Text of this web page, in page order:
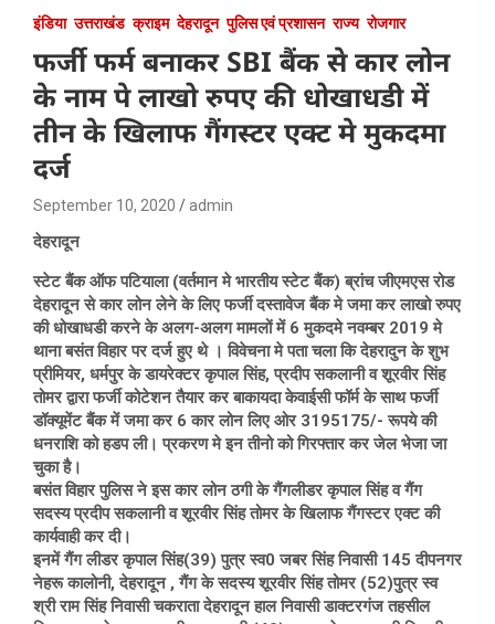
इंडिया उत्तराखंड क्राइम देहरादून पुलिस एवं प्रशासन राज्य रोजगार
फर्जी फर्म बनाकर SBI बैंक से कार लोन
के नाम पे लाखो रुपए की धोखाधडी में
तीन के खिलाफ गैंगस्टर एक्ट मे मुकदमा
दर्ज
September 10, 2020 admin
देहरादून
स्टेट बैंक ऑफ पटियाला (वर्तमान मे भारतीय स्टेट बैंक) ब्रांच जीएमएस रोड
देहरादून से कार लोन लेने के लिए फर्जी दस्तावेज बैंक मे जमा कर लाखो रुपए
की धोखाधडी करने के अलग-अलग मामलों में 6 मुकदमे नवम्बर 2019 मे
थाना बसंत विहार पर दर्ज हुए थे । विवेचना मे पता चला कि देहरादुन के शुभ
प्रीमियर, धर्मपुर के डायरेक्टर कृपाल सिंह, प्रदीप सकलानी व शूरवीर सिंह
तोमर द्वारा फर्जी कोटेशन तैयार कर बाकायदा केवाईसी फॉर्म के साथ फर्जी
डॉक्यूमेंट बैंक में जमा कर 6 कार लोन लिए ओर 3195175/- रूपये की
धनराशि को हडप ली। प्रकरण मे इन तीनो को गिरफ्तार कर जेल भेजा जा
चुका है।
बसंत विहार पुलिस ने इस कार लोन ठगी के गैंगलीडर कृपाल सिंह व गैंग
सदस्य प्रदीप सकलानी व शूरवीर सिंह तोमर के खिलाफ गैंगस्टर एक्ट की
कार्यवाही कर दी।
इनमें गैंग लीडर कृपाल सिंह(39) पुत्र स्व0 जबर सिंह निवासी 145 दीपनगर
नेहरू कालोनी, देहरादून , गैंग के सदस्य शूरवीर सिंह तोमर (52)पुत्र स्व
श्री राम सिंह निवासी चकराता देहरादून हाल निवासी डाक्टरगंज तहसील